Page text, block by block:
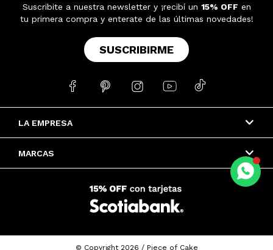
LA EMPRESA
MARCAS
Suscribite a nuestra newsletter y ¡recibí un 15% OFF en
tu primera compra y enterate de las últimas novedades!
SUSCRIBIRME
    
© Copyright 2026 / Piece of Cake